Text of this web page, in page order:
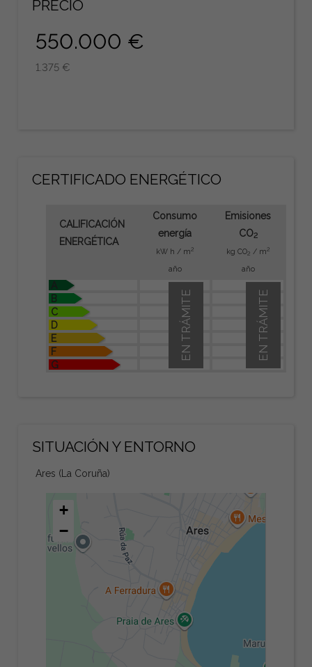
PRECIO
550.000 €
1.375 €
CERTIFICADO ENERGÉTICO
CALIFICACIÓN
ENERGÉTICA
Consumo
energía
kW h / m2
año
Emisiones
CO2
kg CO2 / m2
año
A
B
C
D
E
F
G
EN TRÁMITE
EN TRÁMITE
SITUACIÓN Y ENTORNO
Ares (La Coruña)
+
−